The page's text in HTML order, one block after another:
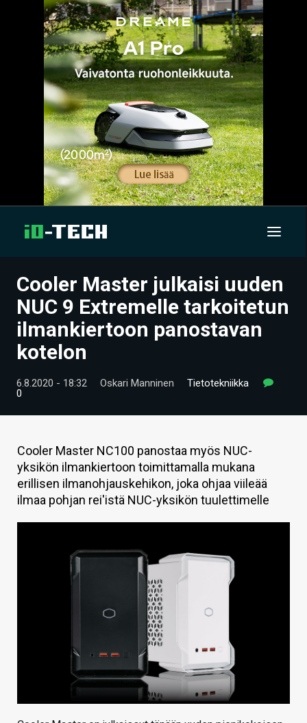
UUTISET
ARTIKKELIT
VIDEOT
TECHBBS
KAUPPA
VAIHDA TEEMA
Cooler Master julkaisi uuden
NUC 9 Extremelle tarkoitetun
ilmankiertoon panostavan
kotelon
6.8.2020 - 18:32 Oskari Manninen
Tietotekniikka
0
Cooler Master NC100 panostaa myös NUC-
yksikön ilmankiertoon toimittamalla mukana
erillisen ilmanohjauskehikon, joka ohjaa viileää
ilmaa pohjan rei'istä NUC-yksikön tuulettimelle